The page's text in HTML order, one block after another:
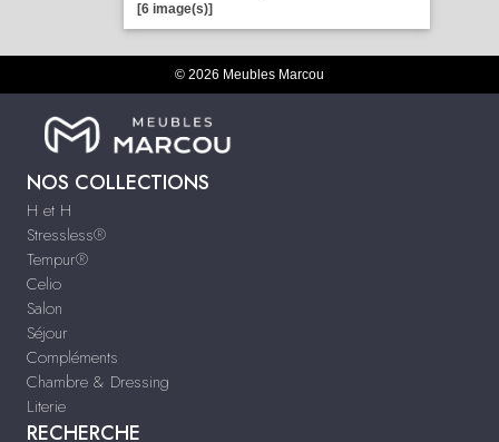
[6 image(s)]
© 2026 Meubles Marcou
NOS COLLECTIONS
H et H
Stressless®
Tempur®
Celio
Salon
Séjour
Compléments
Chambre & Dressing
Literie
RECHERCHE